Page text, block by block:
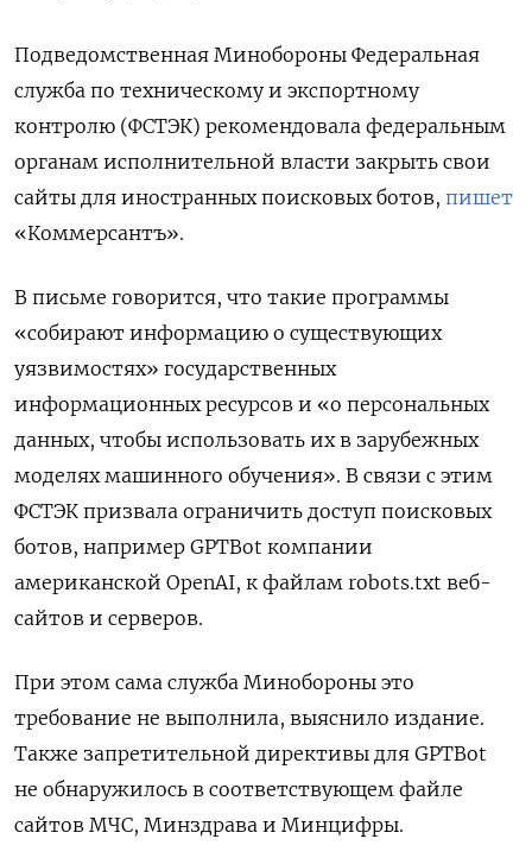
Подведомственная Минобороны Федеральная
служба по техническому и экспортному
контролю (ФСТЭК) рекомендовала федеральным
органам исполнительной власти закрыть свои
сайты для иностранных поисковых ботов, пишет
«Коммерсантъ».
В письме говорится, что такие программы
«собирают информацию о существующих
уязвимостях» государственных
информационных ресурсов и «о персональных
данных, чтобы использовать их в зарубежных
моделях машинного обучения». В связи с этим
ФСТЭК призвала ограничить доступ поисковых
ботов, например GPTBot компании
американской OpenAI, к файлам robots.txt веб-
сайтов и серверов.
При этом сама служба Минобороны это
требование не выполнила, выяснило издание.
Также запретительной директивы для GPTBot
не обнаружилось в соответствующем файле
сайтов МЧС, Минздрава и Минцифры.